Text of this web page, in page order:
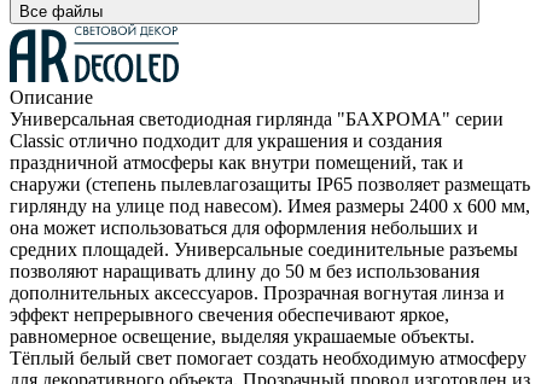
Все файлы
Описание
Универсальная светодиодная гирлянда "БАХРОМА" серии
Classic отлично подходит для украшения и создания
праздничной атмосферы как внутри помещений, так и
снаружи (степень пылевлагозащиты IP65 позволяет размещать
гирлянду на улице под навесом). Имея размеры 2400 x 600 мм,
она может использоваться для оформления небольших и
средних площадей. Универсальные соединительные разъемы
позволяют наращивать длину до 50 м без использования
дополнительных аксессуаров. Прозрачная вогнутая линза и
эффект непрерывного свечения обеспечивают яркое,
равномерное освещение, выделяя украшаемые объекты.
Тёплый белый свет помогает создать необходимую атмосферу
для декоративного объекта. Прозрачный провод изготовлен из